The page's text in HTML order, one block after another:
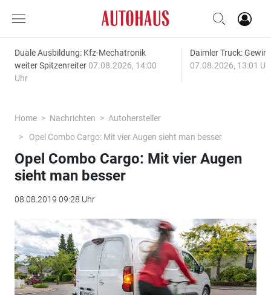
Duale Ausbildung: Kfz-Mechatronik
weiter Spitzenreiter 07.08.2026, 14:00
Uhr
Daimler Truck:
07.08.2026, 13:01
Home Nachrichten
Autohersteller
Opel Combo Cargo: Mit vier Augen sieht man besser
Opel Combo Cargo: Mit vier Augen
sieht man besser
08.08.2019 09:28 Uhr